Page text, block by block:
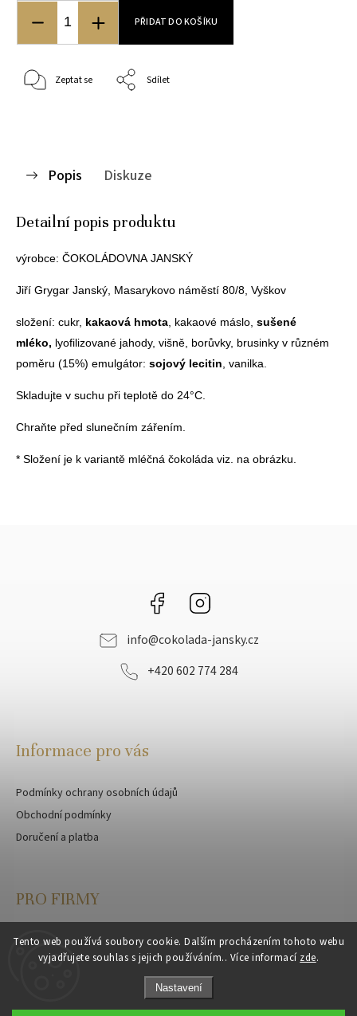
Tento web používá soubory cookie. Dalším procházením tohoto webu
vyjadřujete souhlas s jejich používáním.. Více informací zde.
Nastavení
PŘIDAT DO KOŠÍKU
Zeptat se Sdílet
Popis Diskuze
Detailní popis produktu
výrobce: ČOKOLÁDOVNA JANSKÝ
Jiří Grygar Janský, Masarykovo náměstí 80/8, Vyškov
složení: cukr, kakaová hmota , kakaové máslo, sušené
mléko, lyofilizované jahody, višně, borůvky, brusinky v různém
poměru (15%) emulgátor: sojový lecitin , vanilka.
Skladujte v suchu při teplotě do 24°C.
Chraňte před slunečním zářením.
* Složení je k variantě mléčná čokoláda viz. na obrázku.
Facebook
info@cokolada-jansky.cz
+420 602 774 284
Informace pro vás
Podmínky ochrany osobních údajů
Obchodní podmínky
Doručení a platba
PRO FIRMY
Velkoobchod
Zakázková výroba